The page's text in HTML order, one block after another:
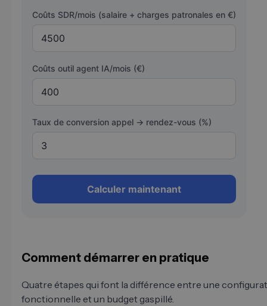
Coûts SDR/mois (salaire + charges patronales en €)
Coûts outil agent IA/mois (€)
Taux de conversion appel → rendez-vous (%)
Calculer maintenant
Comment démarrer en pratique
Quatre étapes qui font la différence entre une
fonctionnelle et un budget gaspillé.